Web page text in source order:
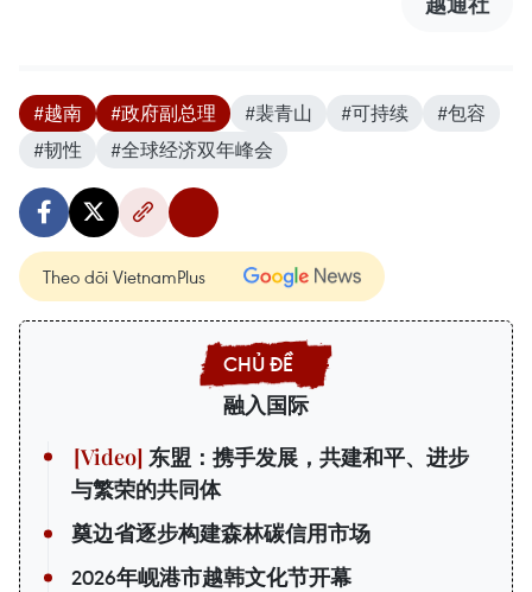
#越南 #政府副总理 #裴青山 #可持续
#包容
#韧性
#全球经济双年峰会
Theo dõi VietnamPlus
融入国际
东盟：携手发展，共建和平、进步
与繁荣的共同体
奠边省逐步构建森林碳信用市场
2026年岘港市越韩文化节开幕